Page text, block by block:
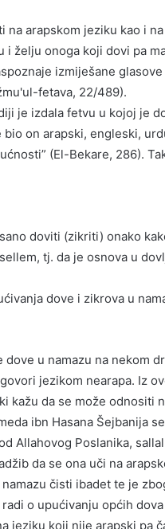
na arapskom jeziku kao i
i želju onoga koji dovi pa
izmiješane
fetava, 22/489).
je izdala fetvu u kojoj je
on arapski, engleski,
(El-Bekare, 286).
doviti (zikriti) onako
tj. da je osnova u
dove i zikrova u
u namazu na nekom
jezikom nearapa. Iz
kažu da se može odnositi
ibn Hasana Šejbanija
Allahovog Poslanika,
da se ona uči na
čisti ibadet te je
o upućivanju općih
jeziku koji nije arapski pa